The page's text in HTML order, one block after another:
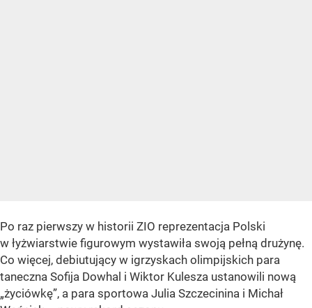
Po raz pierwszy w historii ZIO reprezentacja Polski
w łyżwiarstwie figurowym wystawiła swoją pełną drużynę.
Co więcej, debiutujący w igrzyskach olimpijskich para
taneczna Sofija Dowhal i Wiktor Kulesza ustanowili nową
„życiówkę”, a para sportowa Julia Szczecinina i Michał